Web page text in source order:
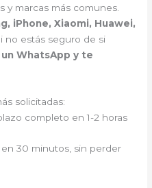
y marcas más comunes.
iPhone, Xiaomi, Huawei,
no estás seguro de si
WhatsApp y te
solicitadas:
completo en 1-2 horas
en 30 minutos, sin perder